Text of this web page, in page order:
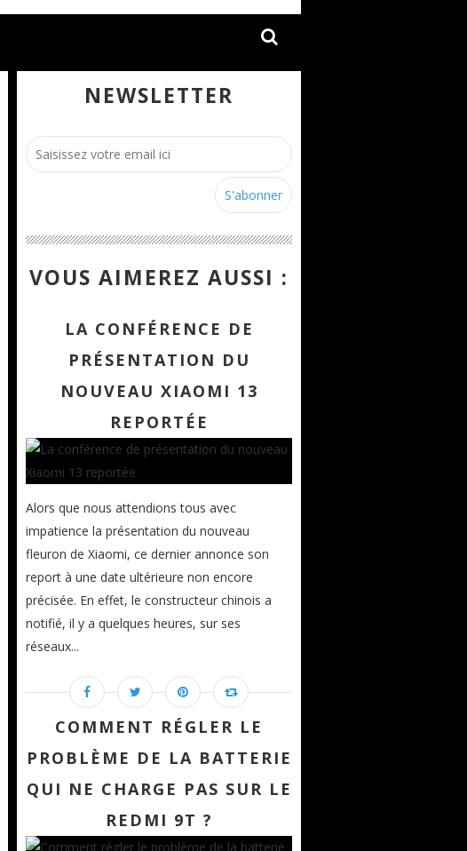
NEWSLETTER
VOUS AIMEREZ AUSSI :
LA CONFÉRENCE DE
PRÉSENTATION DU
NOUVEAU XIAOMI 13
REPORTÉE
Alors que nous attendions tous avec
impatience la présentation du nouveau
fleuron de Xiaomi, ce dernier annonce son
report à une date ultérieure non encore
précisée. En effet, le constructeur chinois a
notifié, il y a quelques heures, sur ses
réseaux...
COMMENT RÉGLER LE
PROBLÈME DE LA BATTERIE
QUI NE CHARGE PAS SUR LE
REDMI 9T ?